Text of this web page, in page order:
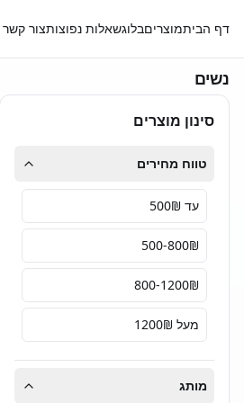
דף הביתמוצריםבלוגשאלות נפוצותצור קשר
נשים
סינון מוצרים
טווח מחירים
עד 500₪
500-800₪
800-1200₪
מעל 1200₪
מותג